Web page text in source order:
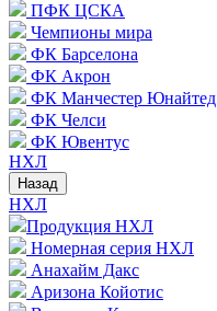
ПФК ЦСКА
Чемпионы мира
ФК Барселона
ФК Акрон
ФК Манчестер Юнайтед
ФК Челси
ФК Ювентус
НХЛ
Назад
НХЛ
Продукция НХЛ
Номерная серия НХЛ
Анахайм Дакс
Аризона Койотис